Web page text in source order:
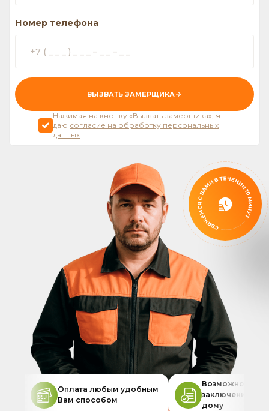
Номер телефона
ВЫЗВАТЬ ЗАМЕРЩИКА
Нажимая на кнопку «Вызвать замерщика», я
даю согласие на обработку персональных
данных
Оплата любым удобным
Вам способом
Возможность
заключения
дому